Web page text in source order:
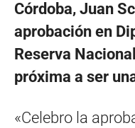
Córdoba, Juan
aprobación en
Reserva
próxima a ser
«Celebro la